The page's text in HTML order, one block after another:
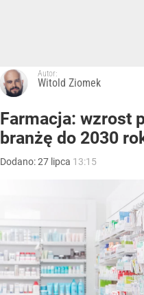
Autor:
Witold Ziomek
Farmacja: wzrost
branżę do 2030
Dodano:27 lipca 13:15